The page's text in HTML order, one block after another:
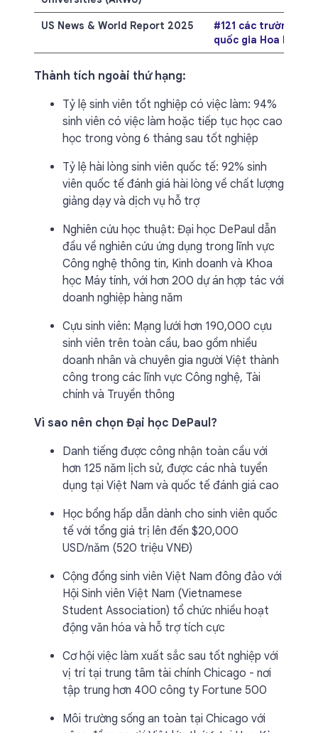
US News & World Report 2025
#121 các trường đại
quốc gia Hoa Kỳ
Thành tích ngoài thứ hạng:
Tỷ lệ sinh viên tốt nghiệp có việc làm: 94%
sinh viên có việc làm hoặc tiếp tục học cao
học trong vòng 6 tháng sau tốt nghiệp
Tỷ lệ hài lòng sinh viên quốc tế: 92% sinh
viên quốc tế đánh giá hài lòng về chất lượng
giảng dạy và dịch vụ hỗ trợ
Nghiên cứu học thuật: Đại học DePaul dẫn
đầu về nghiên cứu ứng dụng trong lĩnh vực
Công nghệ thông tin, Kinh doanh và Khoa
học Máy tính, với hơn 200 dự án hợp tác với
doanh nghiệp hàng năm
Cựu sinh viên: Mạng lưới hơn 190,000 cựu
sinh viên trên toàn cầu, bao gồm nhiều
doanh nhân và chuyên gia người Việt thành
công trong các lĩnh vực Công nghệ, Tài
chính và Truyền thông
Vì sao nên chọn Đại học DePaul?
Danh tiếng được công nhận toàn cầu với
hơn 125 năm lịch sử, được các nhà tuyển
dụng tại Việt Nam và quốc tế đánh giá cao
Học bổng hấp dẫn dành cho sinh viên quốc
tế với tổng giá trị lên đến $20,000
USD/năm (520 triệu VNĐ)
Cộng đồng sinh viên Việt Nam đông đảo với
Hội Sinh viên Việt Nam (Vietnamese
Student Association) tổ chức nhiều hoạt
động văn hóa và hỗ trợ tích cực
Cơ hội việc làm xuất sắc sau tốt nghiệp với
vị trí tại trung tâm tài chính Chicago - nơi
tập trung hơn 400 công ty Fortune 500
Môi trường sống an toàn tại Chicago với